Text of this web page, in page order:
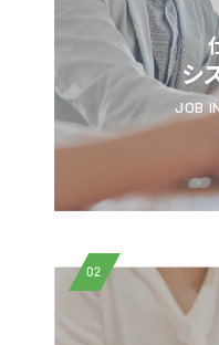
シ
JOB